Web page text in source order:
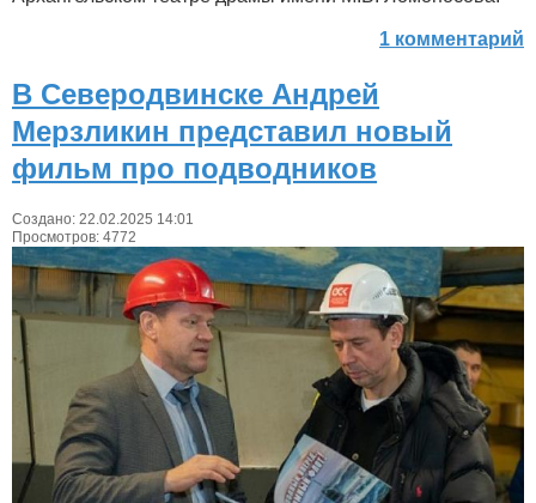
1 комментарий
В Северодвинске Андрей
Мерзликин представил новый
фильм про подводников
Создано: 22.02.2025 14:01
Просмотров: 4772